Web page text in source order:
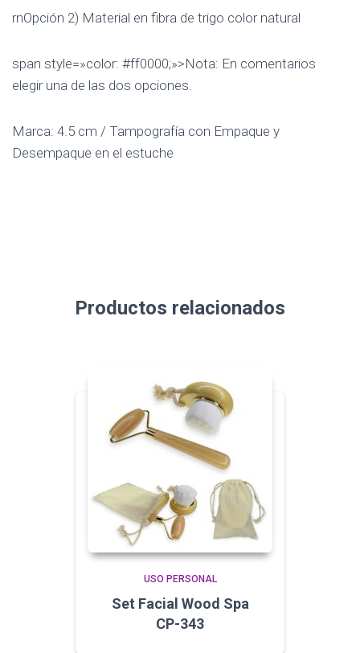
rnOpción 2) Material en fibra de trigo color natural
span style=»color: #ff0000;»>Nota: En comentarios
elegir una de las dos opciones.
Marca: 4.5 cm / Tampografía con Empaque y
Desempaque en el estuche
Productos relacionados
USO PERSONAL
Set Facial Wood Spa
CP-343